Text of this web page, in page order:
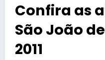
Confira as
São João
2011